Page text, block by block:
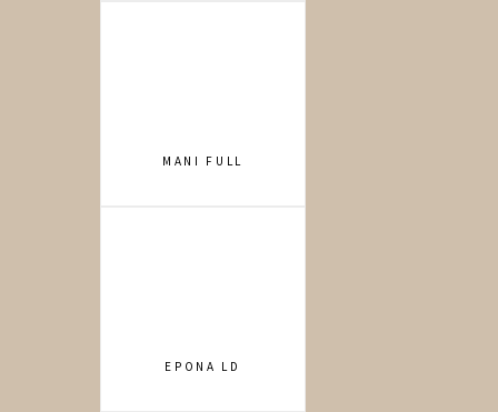
MANI FULL
EPONA LD